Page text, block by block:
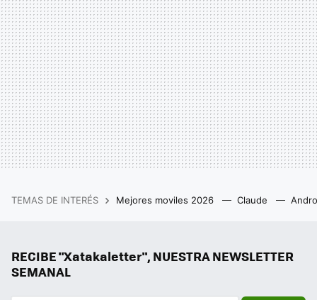
TEMAS DE INTERÉS Mejores moviles 2026 Claude
RECIBE "Xatakaletter", NUESTRA NEWSLETTER
SEMANAL